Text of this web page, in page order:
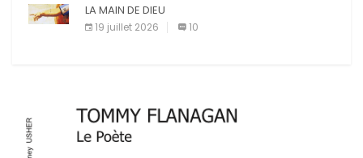
LA MAIN DE DIEU
19 juillet 2026 10